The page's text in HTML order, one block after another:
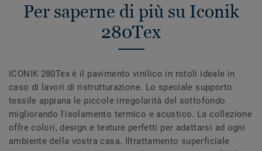
Per saperne di più su Iconik
280Tex
ICONIK 280Tex è il pavimento vinilico in rotoli ideale in
caso di lavori di ristrutturazione. Lo speciale supporto
tessile appiana le piccole irregolarità del sottofondo
migliorando l'isolamento termico e acustico. La collezione
offre colori, design e texture perfetti per adattarsi ad ogni
ambiente della vostra casa. Iltrattamento superficiale